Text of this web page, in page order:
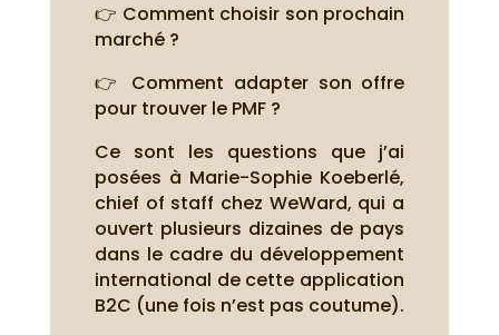
👉 Comment choisir son prochain
marché ?
👉 Comment adapter son offre
pour trouver le PMF ?
Ce sont les questions que j’ai
posées à Marie-Sophie Koeberlé,
chief of staff chez WeWard, qui a
ouvert plusieurs dizaines de pays
dans le cadre du développement
international de cette application
B2C (une fois n’est pas coutume).